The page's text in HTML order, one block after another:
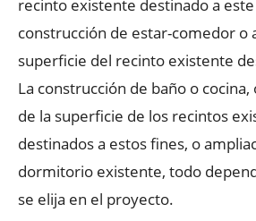
recinto existente destinado a
construcción de estar-comedor o
superficie del recinto existente
La construcción de baño o
de la superficie de los recintos
destinados a estos fines, o
dormitorio existente, todo
se elija en el proyecto.